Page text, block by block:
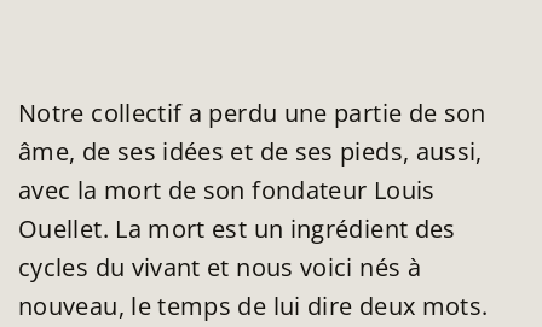
Notre collectif a perdu une partie de son
âme, de ses idées et de ses pieds, aussi,
avec la mort de son fondateur Louis
Ouellet. La mort est un ingrédient des
cycles du vivant et nous voici nés à
nouveau, le temps de lui dire deux mots.